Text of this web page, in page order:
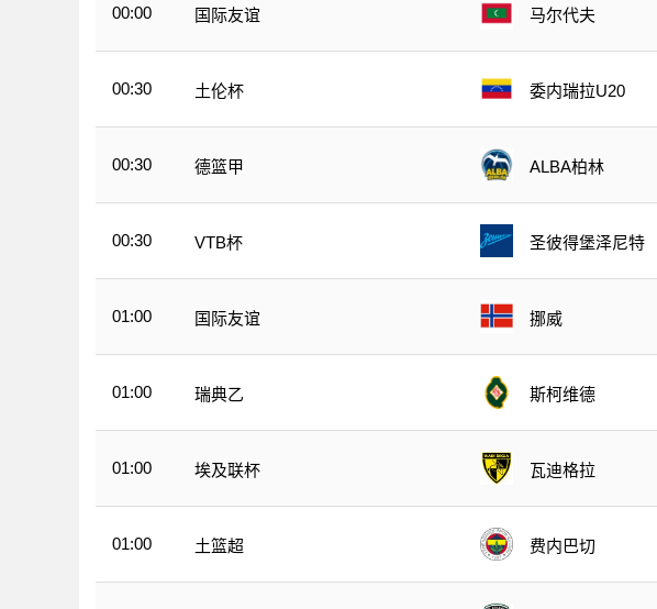
00:00 国际友谊 马尔代夫
00:30 土伦杯 委内瑞拉U20
00:30 德篮甲 ALBA柏林
00:30 VTB杯 圣彼得堡泽尼特
01:00 国际友谊 挪威
01:00 瑞典乙 斯柯维德
01:00 埃及联杯 瓦迪格拉
01:00 土篮超 费内巴切